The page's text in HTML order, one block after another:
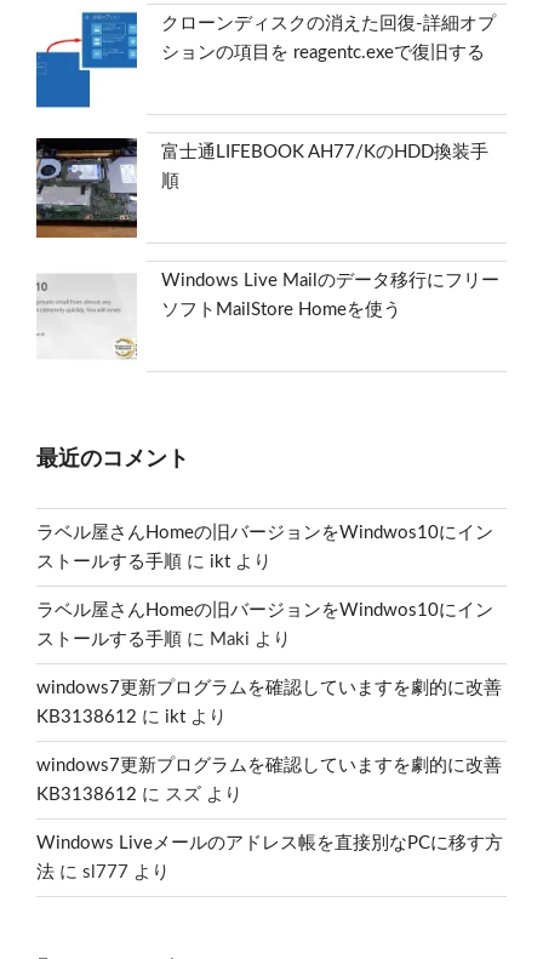
クローンディスクの消えた回復-詳細オプ
ションの項目を reagentc.exeで復旧する
富士通LIFEBOOK AH77/KのHDD換装手
順
Windows Live Mailのデータ移行にフリー
ソフトMailStore Homeを使う
最近のコメント
ラベル屋さんHomeの旧バージョンをWindwos10にイン
ストールする手順 に ikt より
ラベル屋さんHomeの旧バージョンをWindwos10にイン
ストールする手順 に Maki より
windows7更新プログラムを確認していますを劇的に改善
KB3138612 に ikt より
windows7更新プログラムを確認していますを劇的に改善
KB3138612 に スズ より
Windows Liveメールのアドレス帳を直接別なPCに移す方
法 に sl777 より